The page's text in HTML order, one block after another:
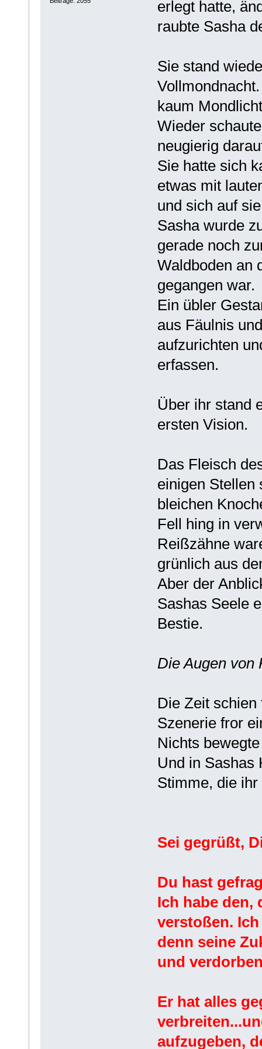
erlegt hatte,
raubte Sasha
Sie stand
kaum
Wieder
neugierig
Sie hatte sich
etwas mit
und sich auf
Sasha wurde
gerade noch
Waldboden an
gegangen war.
Ein übler
aus Fäulnis
aufzurichten
erfassen.
Über ihr stand
ersten Vision.
Das Fleisch
einigen Stellen
bleichen
Fell hing in
Reißzähne
grünlich aus
Aber der
Sashas Seele
Bestie.
Die Augen von
Die Zeit
Szenerie fror
Nichts
Und in Sashas
Stimme, die
Sei gegrüßt,
Du hast
Ich habe den,
verstoßen.
denn seine
und
Er hat alles
aufzugeben,